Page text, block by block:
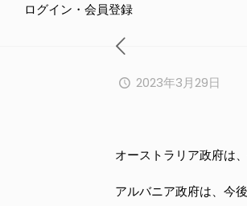
ログイン・会員登録
2023年3月29日
オーストラリア政府は
アルバニア政府は、今